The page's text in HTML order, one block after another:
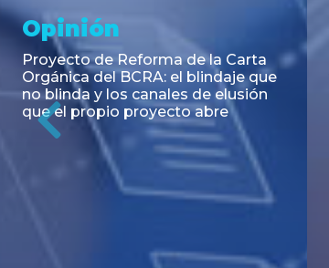
Noticia
RESOLUCIÓN 271/2026 de la
SECRETARIA DE COORDINACIÓN
DE PRODUCCIÓN: Actualización y
unificación de las advertencias
obligatorias en la publicidad de
juegos y apuestas en...
Previous